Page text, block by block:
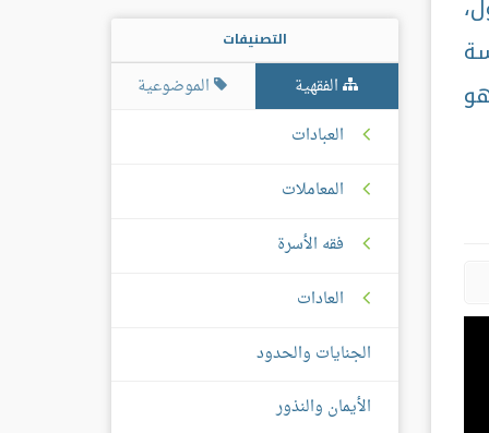
التصنيفات
الفقهية
الموضوعية
العبادات
المعاملات
فقه الأسرة
العادات
الجنايات والحدود
الأيمان والنذور